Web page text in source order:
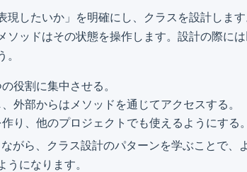
現したいか」を明確にし、クラスを設計しま
ソッドはその状態を操作します。設計の際に
役割に集中させる。
外部からはメソッドを通じてアクセスする。
り、他のプロジェクトでも使えるようにする。
がら、クラス設計のパターンを学ぶことで、
になります。